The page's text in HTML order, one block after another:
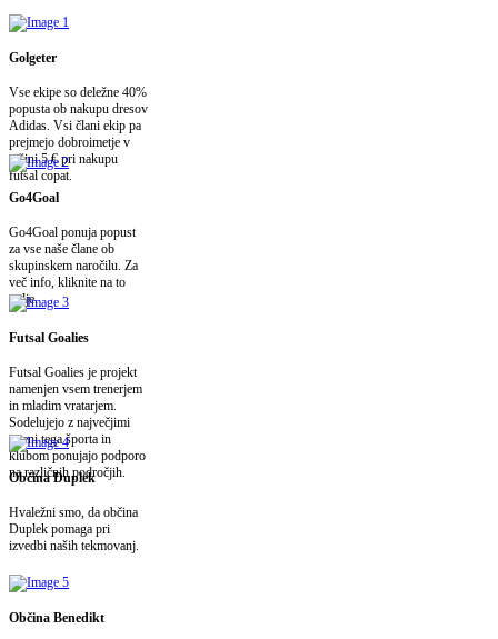
Golgeter
Vse ekipe so deležne 40%
popusta ob nakupu dresov
Adidas. Vsi člani ekip pa
prejmejo dobroimetje v
višini 5 € pri nakupu
futsal copat.
Go4Goal
Go4Goal ponuja popust
za vse naše člane ob
skupinskem naročilu. Za
več info, kliknite na to
polje.
Futsal Goalies
Futsal Goalies je projekt
namenjen vsem trenerjem
in mladim vratarjem.
Sodelujejo z največjimi
imeni tega športa in
klubom ponujajo podporo
na različnih področjih.
Občina Duplek
Hvaležni smo, da občina
Duplek pomaga pri
izvedbi naših tekmovanj.
Občina Benedikt